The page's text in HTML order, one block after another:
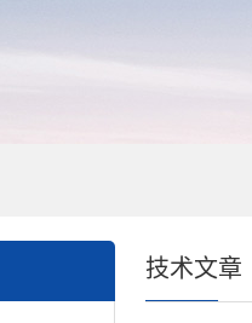
技术文章